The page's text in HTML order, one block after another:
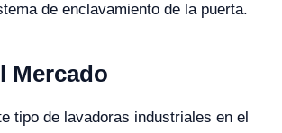
de enclavamiento de la puerta.
Mercado
tipo de lavadoras industriales en el